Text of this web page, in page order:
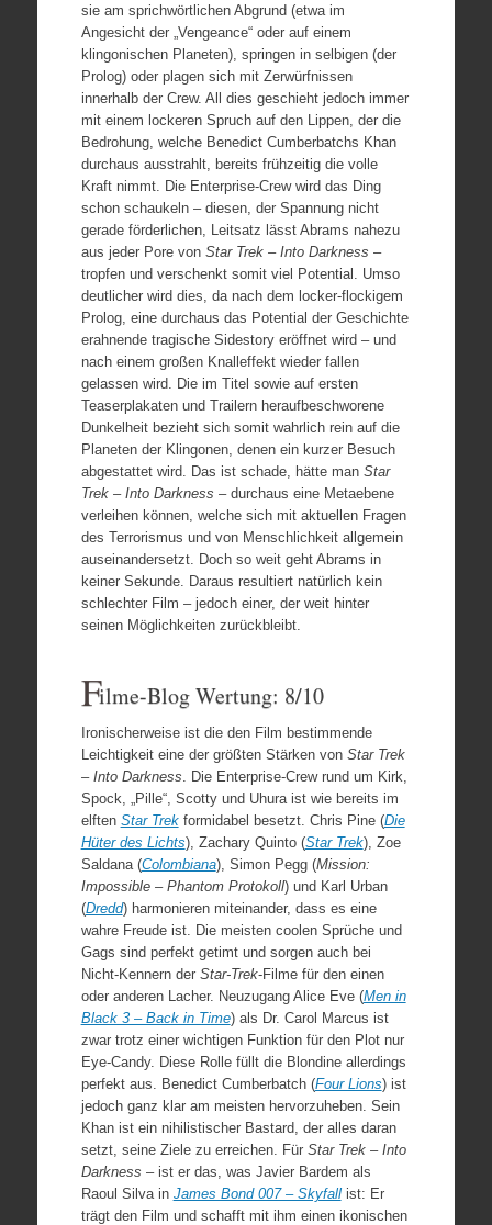
sie am sprichwörtlichen Abgrund (etwa im
Angesicht der „Vengeance“ oder auf einem
klingonischen Planeten), springen in selbigen (der
Prolog) oder plagen sich mit Zerwürfnissen
innerhalb der Crew. All dies geschieht jedoch immer
mit einem lockeren Spruch auf den Lippen, der die
Bedrohung, welche Benedict Cumberbatchs Khan
durchaus ausstrahlt, bereits frühzeitig die volle
Kraft nimmt. Die Enterprise-Crew wird das Ding
schon schaukeln – diesen, der Spannung nicht
gerade förderlichen, Leitsatz lässt Abrams nahezu
aus jeder Pore von Star Trek – Into Darkness –
tropfen und verschenkt somit viel Potential. Umso
deutlicher wird dies, da nach dem locker-flockigem
Prolog, eine durchaus das Potential der Geschichte
erahnende tragische Sidestory eröffnet wird – und
nach einem großen Knalleffekt wieder fallen
gelassen wird. Die im Titel sowie auf ersten
Teaserplakaten und Trailern heraufbeschworene
Dunkelheit bezieht sich somit wahrlich rein auf die
Planeten der Klingonen, denen ein kurzer Besuch
abgestattet wird. Das ist schade, hätte man Star
Trek – Into Darkness – durchaus eine Metaebene
verleihen können, welche sich mit aktuellen Fragen
des Terrorismus und von Menschlichkeit allgemein
auseinandersetzt. Doch so weit geht Abrams in
keiner Sekunde. Daraus resultiert natürlich kein
schlechter Film – jedoch einer, der weit hinter
seinen Möglichkeiten zurückbleibt.
Filme-Blog Wertung: 8/10
Ironischerweise ist die den Film bestimmende
Leichtigkeit eine der größten Stärken von Star Trek
– Into Darkness . Die Enterprise-Crew rund um Kirk,
Spock, „Pille“, Scotty und Uhura ist wie bereits im
elften Star Trekformidabel besetzt. Chris Pine (Die
Hüter des Lichts), Zachary Quinto (Star Trek), Zoe
Saldana (Colombiana), Simon Pegg (Mission:
Impossible – Phantom Protokoll) und Karl Urban
(Dredd) harmonieren miteinander, dass es eine
wahre Freude ist. Die meisten coolen Sprüche und
Gags sind perfekt getimt und sorgen auch bei
Nicht-Kennern der Star-Trek-Filme für den einen
oder anderen Lacher. Neuzugang Alice Eve (Men in
Black 3 – Back in Time) als Dr. Carol Marcus ist
zwar trotz einer wichtigen Funktion für den Plot nur
Eye-Candy. Diese Rolle füllt die Blondine allerdings
perfekt aus. Benedict Cumberbatch (Four Lions) ist
jedoch ganz klar am meisten hervorzuheben. Sein
Khan ist ein nihilistischer Bastard, der alles daran
setzt, seine Ziele zu erreichen. Für Star Trek – Into
Darkness – ist er das, was Javier Bardem als
Raoul Silva in James Bond 007 – Skyfallist: Er
trägt den Film und schafft mit ihm einen ikonischen